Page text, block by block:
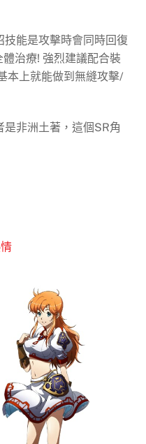
能是攻擊時會同時回復
治療! 強烈建議配合裝
本上就能做到無縫攻擊/
非洲土著，這個SR角